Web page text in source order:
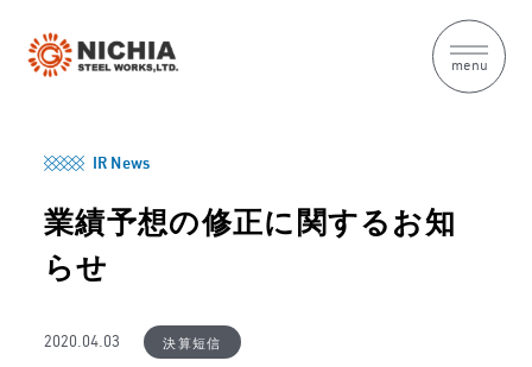
menu
IR News
業績予想の修正に関するお知
らせ
2020.04.03 決算短信